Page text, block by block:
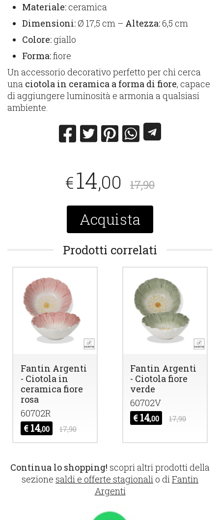
Materiale: ceramica
Dimensioni:Ø 17,5 cm – Altezza:6,5 cm
Colore: giallo
Forma:fiore
Un accessorio decorativo perfetto per chi cerca
una ciotola in ceramica a forma di fiore, capace
di aggiungere luminosità e armonia a qualsiasi
ambiente.
€14,00 17,90
Acquista
Prodotti correlati
Fantin Argenti
- Ciotola in
ceramica fiore
rosa
60702R
€ 14,00 17,90
Fantin Argenti
- Ciotola fiore
verde
60702V
€ 14,00 17,90
Continua lo shopping! scopri altri prodotti della
sezione saldi e offerte stagionali o diFantin
Argenti